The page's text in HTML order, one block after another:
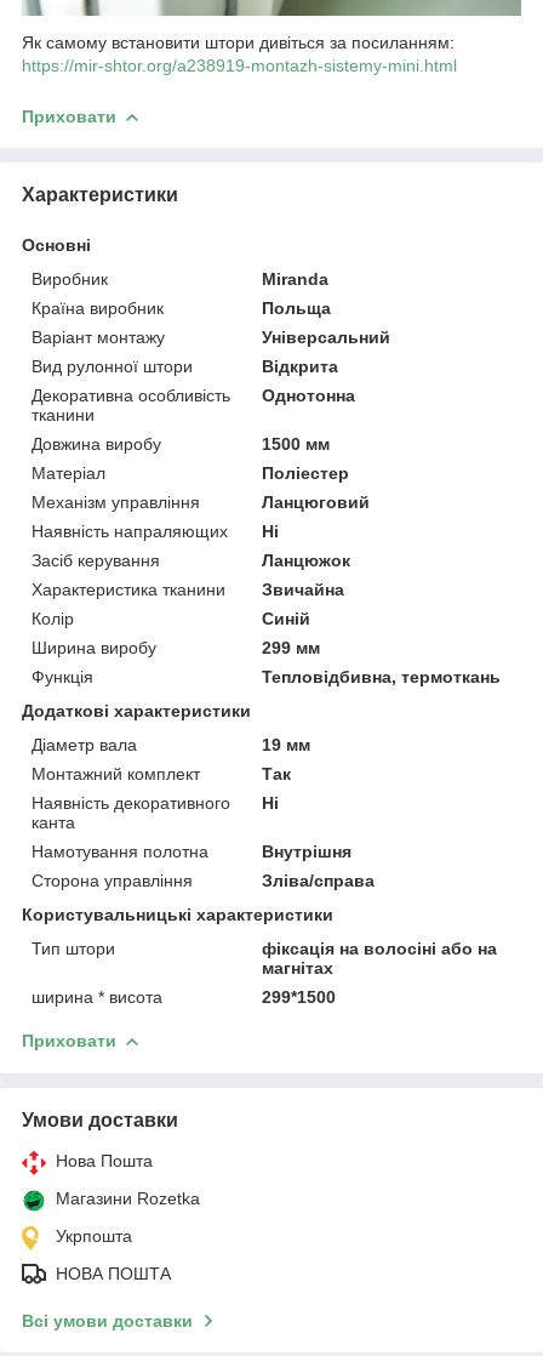
Як самому встановити штори дивіться за посиланням:
https://mir-shtor.org/a238919-montazh-sistemy-mini.html
Приховати
Характеристики
Основні
Виробник
Miranda
Країна виробник
Польща
Варіант монтажу
Універсальний
Вид рулонної штори
Відкрита
Декоративна особливість
тканини
Однотонна
Довжина виробу
1500 мм
Матеріал
Поліестер
Механізм управління
Ланцюговий
Наявність напраляющих
Ні
Засіб керування
Ланцюжок
Характеристика тканини
Звичайна
Колір
Синій
Ширина виробу
299 мм
Функція
Тепловідбивна, термоткань
Додаткові характеристики
Діаметр вала
19 мм
Монтажний комплект
Так
Наявність декоративного
канта
Ні
Намотування полотна
Внутрішня
Сторона управління
Зліва/справа
Користувальницькі характеристики
Тип штори
фіксація на волосіні або на
магнітах
ширина * висота
299*1500
Приховати
Умови доставки
Нова Пошта
Магазини Rozetka
Укрпошта
НОВА ПОШТА
Всі умови доставки